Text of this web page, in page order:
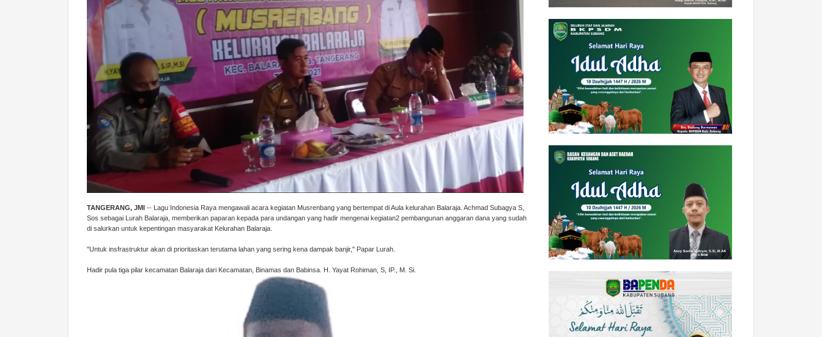
TANGERANG, JMI -- Lagu Indonesia Raya mengawali acara kegiatan Musrenbang yang bertempat di Aula kelurahan Balaraja. Achmad Subagya S,
Sos sebagai Lurah Balaraja, memberikan paparan kepada para undangan yang hadir mengenai kegiatan2 pembangunan anggaran dana yang sudah
di salurkan untuk kepentingan masyarakat Kelurahan Balaraja.
"Untuk insfrastruktur akan di prioritaskan terutama lahan yang sering kena dampak banjir," Papar Lurah.
Hadir pula tiga pilar kecamatan Balaraja dari Kecamatan, Binamas dan Babinsa. H. Yayat Rohiman, S, IP., M. Si.